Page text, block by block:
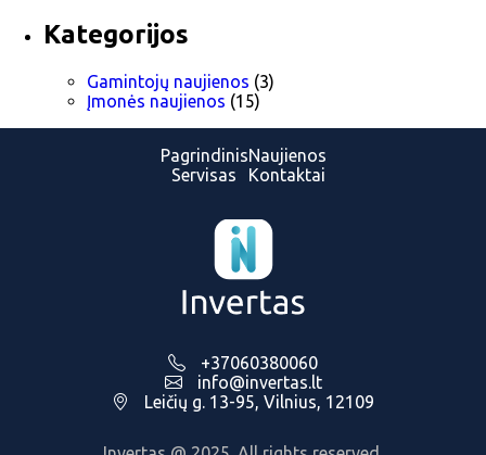
Kategorijos
Gamintojų naujienos (3)
Įmonės naujienos (15)
Pagrindinis
Servisas
Naujienos
Kontaktai
+37060380060
info@invertas.lt
Leičių g. 13-95, Vilnius, 12109